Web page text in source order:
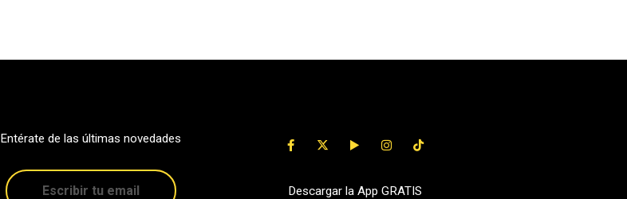
Entérate de las últimas novedades
Descargar la App GRATIS